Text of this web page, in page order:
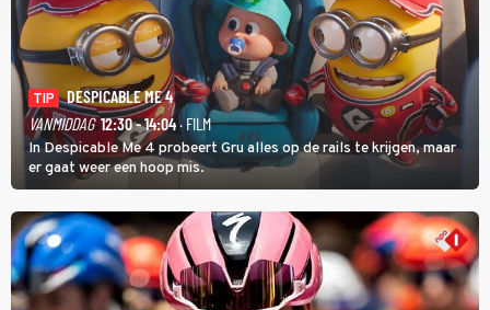
TIP
DESPICABLE ME 4
VANMIDDAG 12:30 - 14:04· FILM
In Despicable Me 4 probeert Gru alles op de rails te krijgen, maar
er gaat weer een hoop mis.